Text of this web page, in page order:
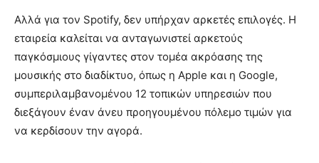
Αλλά για τον Spotify, δεν υπήρχαν αρκετές επιλογές. Η
εταιρεία καλείται να ανταγωνιστεί αρκετούς
παγκόσμιους γίγαντες στον τομέα ακρόασης της
μουσικής στο διαδίκτυο, όπως η Apple και η Google,
συμπεριλαμβανομένου 12 τοπικών υπηρεσιών που
διεξάγουν έναν άνευ προηγουμένου πόλεμο τιμών για
να κερδίσουν την αγορά.